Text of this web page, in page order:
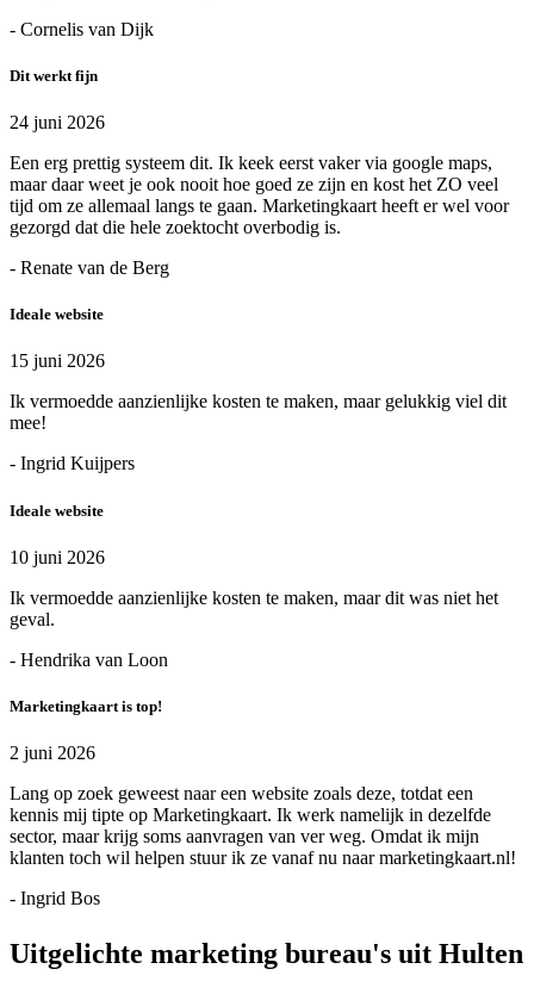
- Cornelis van Dijk
Dit werkt fijn
24 juni 2026
Een erg prettig systeem dit. Ik keek eerst vaker via google maps,
maar daar weet je ook nooit hoe goed ze zijn en kost het ZO veel
tijd om ze allemaal langs te gaan. Marketingkaart heeft er wel voor
gezorgd dat die hele zoektocht overbodig is.
- Renate van de Berg
Ideale website
15 juni 2026
Ik vermoedde aanzienlijke kosten te maken, maar gelukkig viel dit
mee!
- Ingrid Kuijpers
Ideale website
10 juni 2026
Ik vermoedde aanzienlijke kosten te maken, maar dit was niet het
geval.
- Hendrika van Loon
Marketingkaart is top!
2 juni 2026
Lang op zoek geweest naar een website zoals deze, totdat een
kennis mij tipte op Marketingkaart. Ik werk namelijk in dezelfde
sector, maar krijg soms aanvragen van ver weg. Omdat ik mijn
klanten toch wil helpen stuur ik ze vanaf nu naar marketingkaart.nl!
- Ingrid Bos
Uitgelichte marketing bureau's uit Hulten